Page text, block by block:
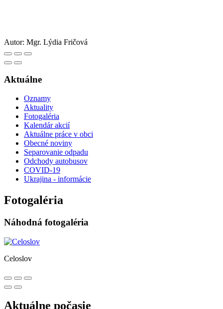
Autor: Mgr. Lýdia Fričová
Aktuálne
Oznamy
Aktuality
Fotogaléria
Kalendár akcií
Aktuálne práce v obci
Obecné noviny
Separovanie odpadu
Odchody autobusov
COVID-19
Ukrajina - informácie
Fotogaléria
Náhodná fotogaléria
Celoslov
Aktuálne počasie